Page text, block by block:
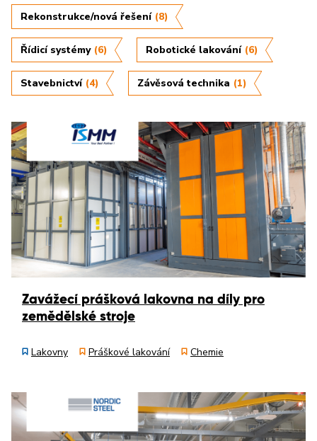
Rekonstrukce/nová řešení (8)
Řídicí systémy (6) Robotické lakování (6)
Stavebnictví (4) Závěsová technika (1)
Zavážecí prášková lakovna na díly pro
zemědělské stroje
Lakovny Práškové lakování Chemie